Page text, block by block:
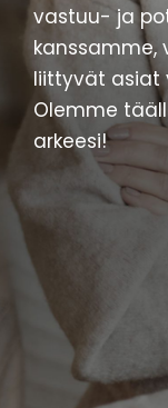
vastuu- ja
kanssamme,
liittyvät asiat
Olemme
arkeesi!